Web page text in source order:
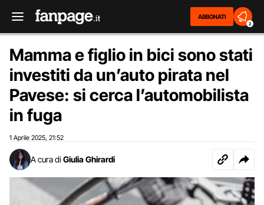
ABBONATI
2
Mamma e figlio in bici sono stati
investiti da un’auto pirata nel
Pavese: si cerca l’automobilista
in fuga
1 Aprile 2025 21:52
A cura di Giulia Ghirardi